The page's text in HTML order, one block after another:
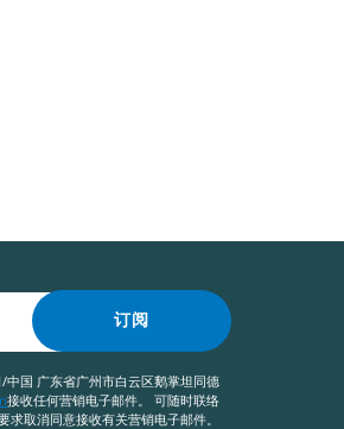
订阅
国 广东省广州市白云区鹅掌坦同德
接收任何营销电子邮件。 可随时联络
求取消同意接收有关营销电子邮件。